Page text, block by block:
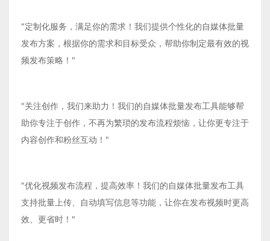
"定制化服务，满足你的需求！我们提供个性化的自媒体批量
发布方案，根据你的需求和目标受众，帮助你制定最有效的视
频发布策略！"
"关注创作，我们来助力！我们的自媒体批量发布工具能够帮
助你专注于创作，不再为繁琐的发布流程烦恼，让你更专注于
内容创作和粉丝互动！"
"优化视频发布流程，提高效率！我们的自媒体批量发布工具
支持批量上传、自动填写信息等功能，让你在发布视频时更高
效、更省时！"